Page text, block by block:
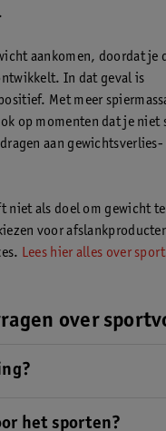
aankomen, doordat je
In dat geval is
Met meer
op momenten dat je niet
aan
niet als doel om gewicht
voor
Lees hier alles over
over
voor, tijdens of na het
het sporten?